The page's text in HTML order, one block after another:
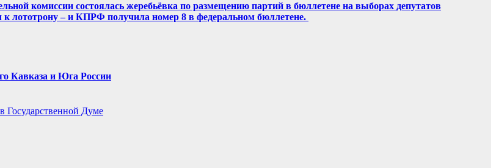
комиссии состоялась жеребьёвка по размещению партий в бюллетене на выборах депутатов
лототрону – и КПРФ получила номер 8 в федеральном бюллетене.
Кавказа и Юга России
Думе